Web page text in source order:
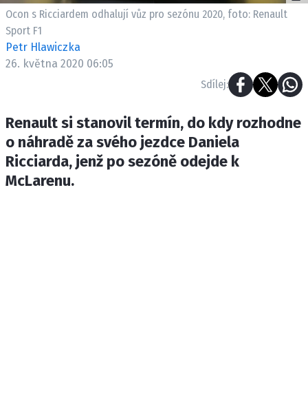
KONTAKT
OSOBNÍ ÚDAJE / COOKIES
Provozovatelem serveru F1NEWS.cz je
INCORP MEDIA GROUP s.r.o., IČ: 118 23 054
Ocon s Ricciardem odhalují vůz pro sezónu 2020, foto: Renault
Sport F1
Petr Hlawiczka
26. května 2020 06:05
Sdílej:
Renault si stanovil termín, do kdy rozhodne
o náhradě za svého jezdce Daniela
Ricciarda, jenž po sezóně odejde k
McLarenu.